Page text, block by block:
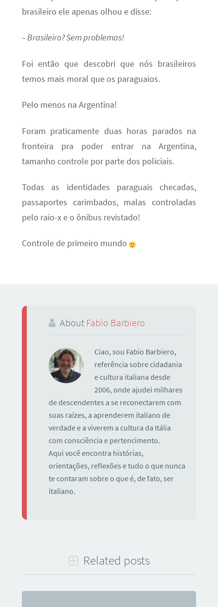
brasileiro ele apenas olhou e disse:
– Brasileiro? Sem problemas!
Foi então que descobri que nós brasileiros
temos mais moral que os paraguaios.
Pelo menos na Argentina!
Foram praticamente duas horas parados na
fronteira pra poder entrar na Argentina,
tamanho controle por parte dos policiais.
Todas as identidades paraguais checadas,
passaportes carimbados, malas controladas
pelo raio-x e o ônibus revistado!
Controle de primeiro mundo
About Fabio Barbiero
Ciao, sou Fabio Barbiero,
referência sobre cidadania
e cultura italiana desde
2006, onde ajudei milhares
de descendentes a se reconectarem com
suas raízes, a aprenderem italiano de
verdade e a viverem a cultura da Itália
com consciência e pertencimento.
Aqui você encontra histórias,
orientações, reflexões e tudo o que nunca
te contaram sobre o que é, de fato, ser
italiano.
Related posts